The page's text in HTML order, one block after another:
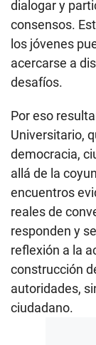
dialogar y
consensos.
los jóvenes
acercarse a
desafíos.
Por eso
Universitario,
democracia,
allá de la
encuentros
reales de
responden y
reflexión a la
construcción
autoridades,
ciudadano.